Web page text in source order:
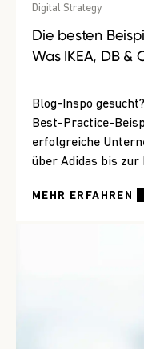
Digital Strategy
Die besten
Was IKEA, DB &
Blog-Inspo
Best-Practice-
erfolgreiche
über Adidas bis zur
MEHR ERFAHREN